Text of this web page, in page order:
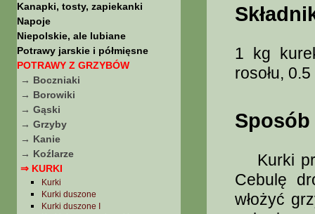
Kanapki, tosty, zapiekanki
Napoje
Niepolskie, ale lubiane
Potrawy jarskie i półmięsne
POTRAWY Z GRZYBÓW
→ Boczniaki
→ Borowiki
→ Gąski
→ Grzyby
→ Kanie
→ Koźlarze
⇒ KURKI
Kurki
Kurki duszone
Kurki duszone I
1 kg
rosołu,
Kurki
Cebulę
włożyć